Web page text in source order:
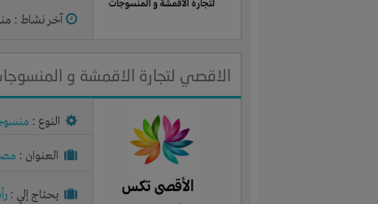
آخر نشاط : منذ 4
الاقصي لتجارة الاقمشة و
النوع :
العنوان :
يحتاج إلي :